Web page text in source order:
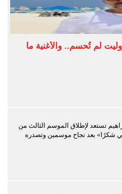
لم تُحسم.. والأغنية ما
تستعد لإطلاق الموسم الثالث من
شكرًا» بعد نجاح موسمين وتصدره